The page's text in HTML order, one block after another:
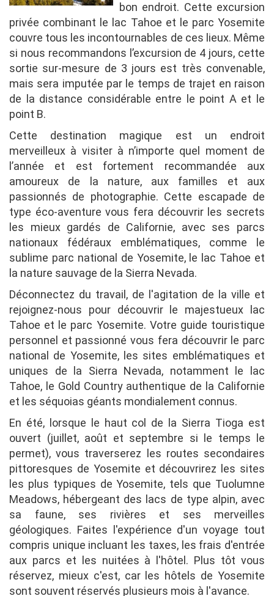
bon endroit. Cette excursion
privée combinant le lac Tahoe et le parc Yosemite
couvre tous les incontournables de ces lieux. Même
si nous recommandons l’excursion de 4 jours, cette
sortie sur-mesure de 3 jours est très convenable,
mais sera imputée par le temps de trajet en raison
de la distance considérable entre le point A et le
point B.
Cette destination magique est un endroit
merveilleux à visiter à n’importe quel moment de
l’année et est fortement recommandée aux
amoureux de la nature, aux familles et aux
passionnés de photographie. Cette escapade de
type éco-aventure vous fera découvrir les secrets
les mieux gardés de Californie, avec ses parcs
nationaux fédéraux emblématiques, comme le
sublime parc national de Yosemite, le lac Tahoe et
la nature sauvage de la Sierra Nevada.
Déconnectez du travail, de l'agitation de la ville et
rejoignez-nous pour découvrir le majestueux lac
Tahoe et le parc Yosemite. Votre guide touristique
personnel et passionné vous fera découvrir le parc
national de Yosemite, les sites emblématiques et
uniques de la Sierra Nevada, notamment le lac
Tahoe, le Gold Country authentique de la Californie
et les séquoias géants mondialement connus.
En été, lorsque le haut col de la Sierra Tioga est
ouvert (juillet, août et septembre si le temps le
permet), vous traverserez les routes secondaires
pittoresques de Yosemite et découvrirez les sites
les plus typiques de Yosemite, tels que Tuolumne
Meadows, hébergeant des lacs de type alpin, avec
sa faune, ses rivières et ses merveilles
géologiques. Faites l'expérience d'un voyage tout
compris unique incluant les taxes, les frais d'entrée
aux parcs et les nuitées à l'hôtel. Plus tôt vous
réservez, mieux c'est, car les hôtels de Yosemite
sont souvent réservés plusieurs mois à l'avance.